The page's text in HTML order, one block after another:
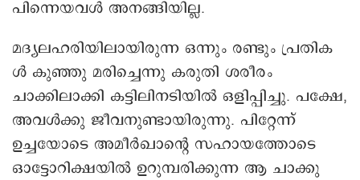
പിന്നെയവൾ അനങ്ങിയില്ല.
മദ്യലഹരിയിലായിരുന്ന ഒന്നും രണ്ടും പ്രതിക
ൾ കുഞ്ഞു മരിച്ചെന്നു കരുതി ശരീരം
ചാക്കിലാക്കി കട്ടിലിനടിയിൽ ഒളിപ്പിച്ചു. പക്ഷേ,
അവൾക്കു ജീവനുണ്ടായിരുന്നു. പിറ്റേന്ന്
ഉച്ചയോടെ അമീർഖാന്റെ സഹായത്തോടെ
ഒാട്ടോറിക്ഷയിൽ ഉറുമ്പരിക്കുന്ന ആ ചാക്കു